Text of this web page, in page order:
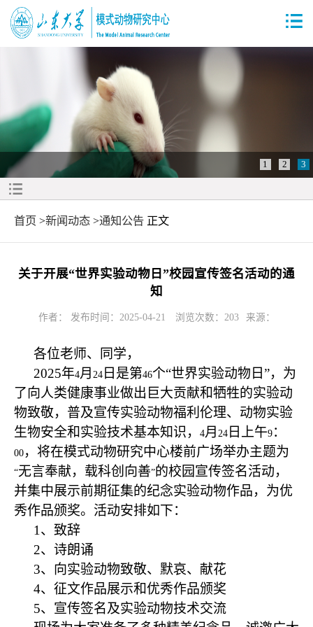
1 2 3
首页 >新闻动态 >通知公告 正文
关于开展“世界实验动物日”校园宣传签名活动的通
知
作者： 发布时间：2025-04-21 浏览次数： 203 来源：
各位老师、同学，
2025年4月 24 日是第46个“世界实验动物日”，为
了向人类健康事业做出巨大贡献和牺牲的实验动
物致敬，普及宣传实验动物福利伦理、动物实验
生物安全和实验技术基本知识，
4月 24 日上午9 ：
00 ，将在模式动物研究中心楼前广场举办主题为
“无言奉献，载科创向善”的校园宣传签名活动，
并集中展示前期征集的纪念实验动物作品，为优
秀作品颁奖。活动安排如下：
1、致辞
2、诗朗诵
3、向实验动物致敬、默哀、献花
4、征文作品展示和优秀作品颁奖
5、宣传签名及实验动物技术交流